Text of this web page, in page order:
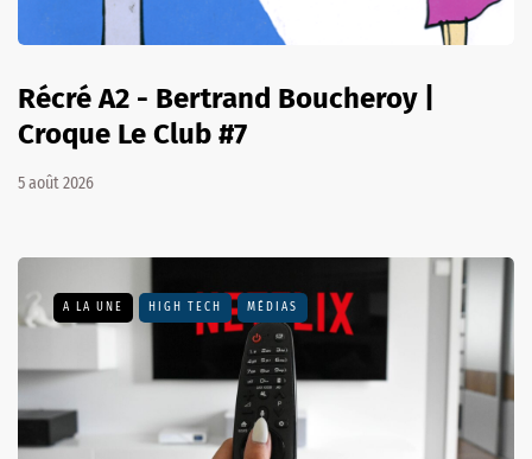
Récré A2 - Bertrand Boucheroy |
Croque Le Club #7
5 août 2026
A LA UNE HIGH TECH MÉDIAS